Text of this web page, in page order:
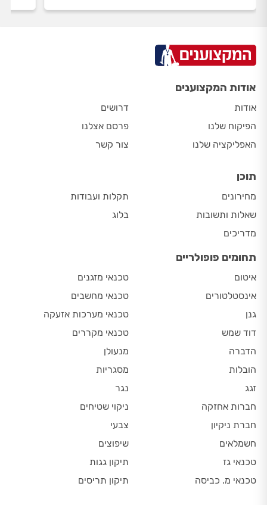
אודות המקצוענים
אודות
הפיקוח שלנו
האפליקציה שלנו
דרושים
פרסם אצלנו
צור קשר
תוכן
מחירונים
שאלות ותשובות
מדריכים
תקלות ועבודות
בלוג
תחומים פופולריים
איטום
אינסטלטורים
גנן
דוד שמש
הדברה
הובלות
זגג
חברות אחזקה
חברת ניקיון
חשמלאים
טכנאי גז
טכנאי מ. כביסה
טכנאי מזגנים
טכנאי מחשבים
טכנאי מערכות אזעקה
טכנאי מקררים
מנעולן
מסגריות
נגר
ניקוי שטיחים
צבעי
שיפוצים
תיקון גגות
תיקון תריסים